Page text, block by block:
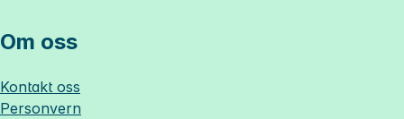
Om oss
Kontakt oss
Personvern